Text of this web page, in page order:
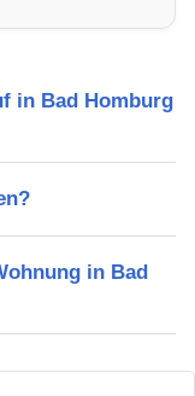
in Bad Homburg
in Bad